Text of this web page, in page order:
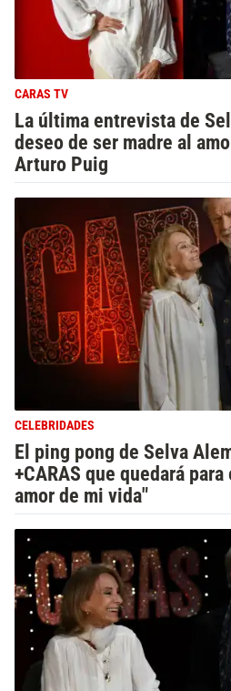
CARAS TV
La última entrevista de
deseo de ser madre al
Arturo Puig
CELEBRIDADES
El ping pong de Selva
+CARAS que quedará
amor de mi vida"